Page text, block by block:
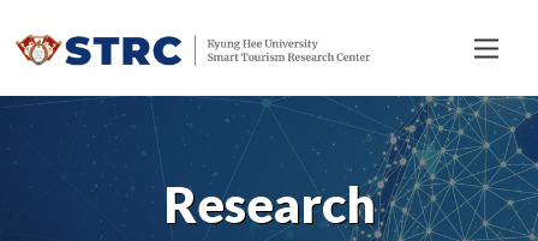
전
체
메
뉴
Research